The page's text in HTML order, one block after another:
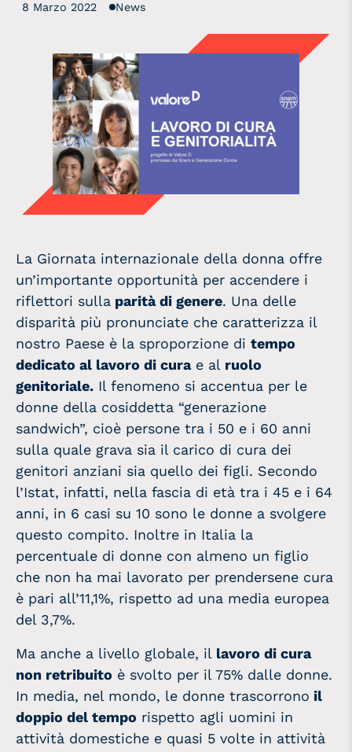
8 Marzo 2022 News
La Giornata internazionale della donna offre
un’importante opportunità per accendere i
riflettori sulla parità di genere. Una delle
disparità più pronunciate che caratterizza il
nostro Paese è la sproporzione di tempo
dedicato al lavoro di curae al ruolo
genitoriale. Il fenomeno si accentua per le
donne della cosiddetta “generazione
sandwich”, cioè persone tra i 50 e i 60 anni
sulla quale grava sia il carico di cura dei
genitori anziani sia quello dei figli. Secondo
l’Istat, infatti, nella fascia di età tra i 45 e i 64
anni, in 6 casi su 10 sono le donne a svolgere
questo compito. Inoltre in Italia la
percentuale di donne con almeno un figlio
che non ha mai lavorato per prendersene cura
è pari all’11,1%, rispetto ad una media europea
del 3,7%.
Ma anche a livello globale, il lavoro di cura
non retribuito è svolto per il 75% dalle donne.
In media, nel mondo, le donne trascorrono il
doppio del tempo rispetto agli uomini in
attività domestiche e quasi 5 volte in attività